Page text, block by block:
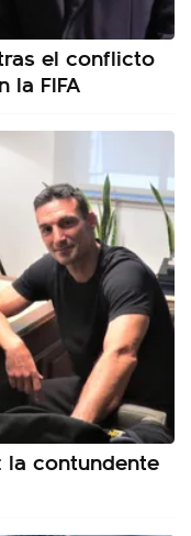
el conflicto
la FIFA
la contundente